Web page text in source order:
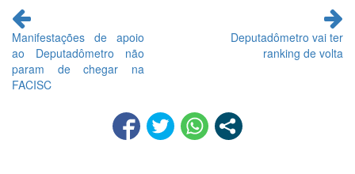
Continue
lendo
Manifestações de apoio
ao Deputadômetro não
param de chegar na
FACISC
Deputadômetro vai ter
ranking de volta